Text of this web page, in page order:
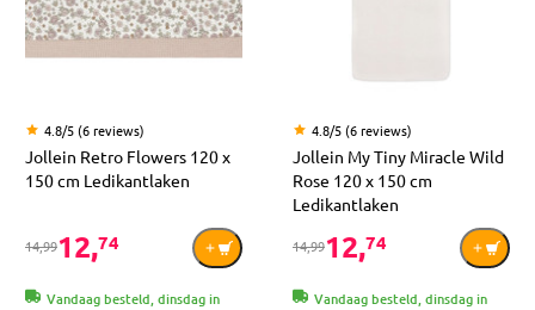
4.8/5 (6 reviews)
Jollein Retro Flowers 120 x
150 cm Ledikantlaken
14,9912,74
Vandaag besteld, dinsdag in
4.8/5 (6 reviews)
Jollein My Tiny Miracle Wild
Rose 120 x 150 cm
Ledikantlaken
14,9912,74
Vandaag besteld, dinsdag in